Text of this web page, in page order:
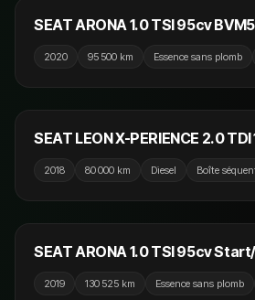
SEAT ARONA 1.0 TSI 95cv
2020 95 500 km Essence sans plomb
SEAT LEON X-PERIENCE 2.0
2018 80 000 km Diesel Boîte
SEAT ARONA 1.0 TSI 95cv
2019 130 525 km Essence sans plomb